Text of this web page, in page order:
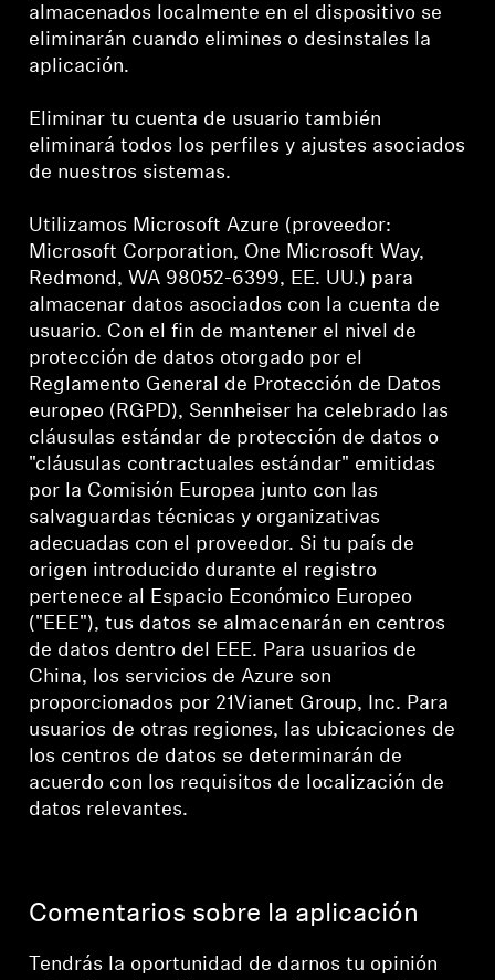
almacenados localmente en el dispositivo se
eliminarán cuando elimines o desinstales la
aplicación.
Eliminar tu cuenta de usuario también
eliminará todos los perfiles y ajustes asociados
de nuestros sistemas.
Utilizamos Microsoft Azure (proveedor:
Microsoft Corporation, One Microsoft Way,
Redmond, WA 98052-6399, EE. UU.) para
almacenar datos asociados con la cuenta de
usuario. Con el fin de mantener el nivel de
protección de datos otorgado por el
Reglamento General de Protección de Datos
europeo (RGPD), Sennheiser ha celebrado las
cláusulas estándar de protección de datos o
"cláusulas contractuales estándar" emitidas
por la Comisión Europea junto con las
salvaguardas técnicas y organizativas
adecuadas con el proveedor. Si tu país de
origen introducido durante el registro
pertenece al Espacio Económico Europeo
("EEE"), tus datos se almacenarán en centros
de datos dentro del EEE. Para usuarios de
China, los servicios de Azure son
proporcionados por 21Vianet Group, Inc. Para
usuarios de otras regiones, las ubicaciones de
los centros de datos se determinarán de
acuerdo con los requisitos de localización de
datos relevantes.
Comentarios sobre la aplicación
Tendrás la oportunidad de darnos tu opinión